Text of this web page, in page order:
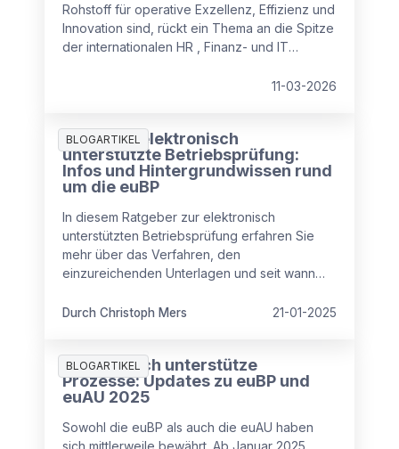
Rohstoff für operative Exzellenz, Effizienz und
Innovation sind, rückt ein Thema an die Spitze
der internationalen HR , Finanz- und IT
11-03-2026
BLOGARTIKEL
Ratgeber elektronisch
unterstützte Betriebsprüfung:
Infos und Hintergrundwissen rund
um die euBP
In diesem Ratgeber zur elektronisch
unterstützten Betriebsprüfung erfahren Sie
mehr über das Verfahren, den
einzureichenden Unterlagen und seit wann
Arbeitgeber sich trotzdem noch von der
Durch Christoph Mers 21-01-2025
BLOGARTIKEL
Elektronisch unterstütze
Prozesse: Updates zu euBP und
euAU 2025
Sowohl die euBP als auch die euAU haben